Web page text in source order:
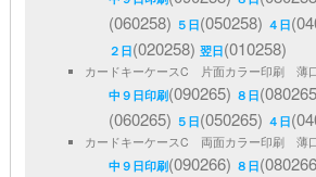
(060258) ５日(050258) ４日
２日(020258)翌日(010258)
カードキーケースC 片面カラー印刷 薄
中９日印刷(090265) ８日
(060265) ５日(050265) ４日
カードキーケースC 両面カラー印刷 薄
中９日印刷(090266) ８日